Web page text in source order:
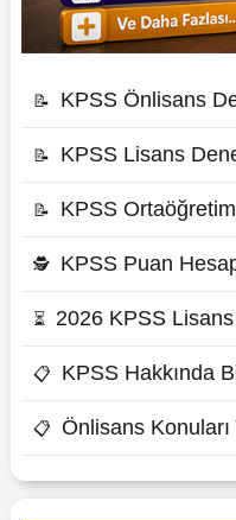
📝 KPSS Önlisans
📝 KPSS Lisans
📝 KPSS
🕵 KPSS Puan
⏳ 2026 KPSS Lisans
📋 KPSS Hakkında
📋 Önlisans Konuları